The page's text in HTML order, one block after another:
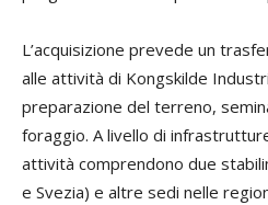
L’acquisizione prevede un
alle attività di Kongskilde
preparazione del terreno,
foraggio. A livello di
attività comprendono due
e Svezia) e altre sedi nelle